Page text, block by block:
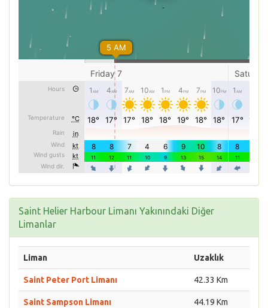
Saint Helier Harbour Limanı Yakınındaki Diğer
Limanlar
Liman Uzaklık
Saint Peter Port Limanı 42.33 Km
Saint Sampson Limanı 44.19 Km